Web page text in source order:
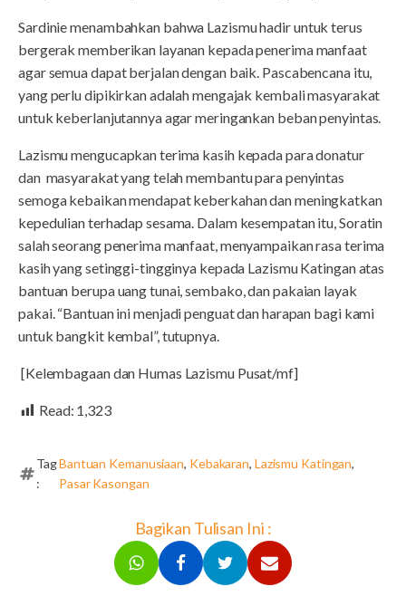
Sardinie menambahkan bahwa Lazismu hadir untuk terus
bergerak memberikan layanan kepada penerima manfaat
agar semua dapat berjalan dengan baik. Pascabencana itu,
yang perlu dipikirkan adalah mengajak kembali masyarakat
untuk keberlanjutannya agar meringankan beban penyintas.
Lazismu mengucapkan terima kasih kepada para donatur
dan masyarakat yang telah membantu para penyintas
semoga kebaikan mendapat keberkahan dan meningkatkan
kepedulian terhadap sesama. Dalam kesempatan itu, Soratin
salah seorang penerima manfaat, menyampaikan rasa terima
kasih yang setinggi-tingginya kepada Lazismu Katingan atas
bantuan berupa uang tunai, sembako, dan pakaian layak
pakai. “Bantuan ini menjadi penguat dan harapan bagi kami
untuk bangkit kembal”, tutupnya.
[Kelembagaan dan Humas Lazismu Pusat/mf]
Read: 1,323
Tag
:
Bantuan Kemanusiaan, Kebakaran, Lazismu Katingan,
Pasar Kasongan
Bagikan Tulisan Ini :